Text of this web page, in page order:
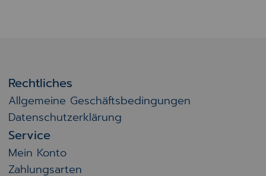
Rechtliches
Allgemeine Geschäftsbedingungen
Datenschutzerklärung
Service
Mein Konto
Zahlungsarten